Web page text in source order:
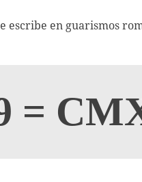
escribe en guarismos
=